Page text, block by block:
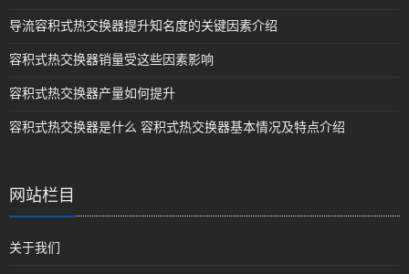
导流容积式热交换器提升知名度的关键因素介绍
容积式热交换器销量受这些因素影响
容积式热交换器产量如何提升
容积式热交换器是什么 容积式热交换器基本情况及特点介绍
网站栏目
关于我们